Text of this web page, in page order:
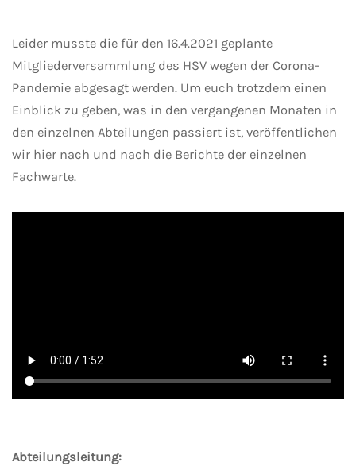
Leider musste die für den 16.4.2021 geplante
Mitgliederversammlung des HSV wegen der Corona-
Pandemie abgesagt werden. Um euch trotzdem einen
Einblick zu geben, was in den vergangenen Monaten in
den einzelnen Abteilungen passiert ist, veröffentlichen
wir hier nach und nach die Berichte der einzelnen
Fachwarte.
Abteilungsleitung: